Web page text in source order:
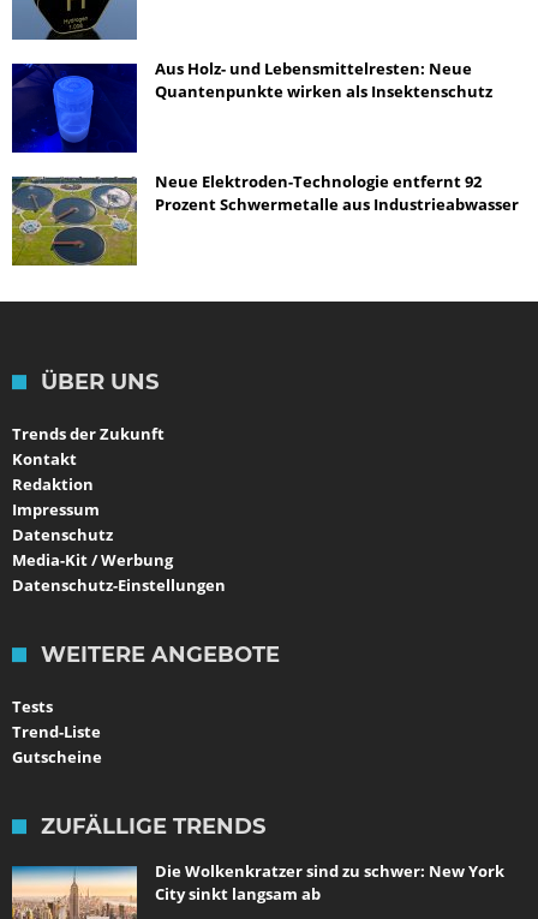
Aus Holz- und Lebensmittelresten: Neue
Quantenpunkte wirken als Insektenschutz
Neue Elektroden-Technologie entfernt 92
Prozent Schwermetalle aus Industrieabwasser
ÜBER UNS
Trends der Zukunft
Kontakt
Redaktion
Impressum
Datenschutz
Media-Kit / Werbung
Datenschutz-Einstellungen
WEITERE ANGEBOTE
Tests
Trend-Liste
Gutscheine
ZUFÄLLIGE TRENDS
Die Wolkenkratzer sind zu schwer: New York
City sinkt langsam ab